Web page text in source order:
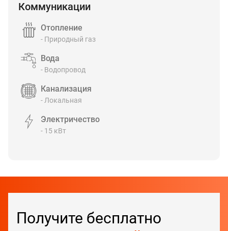
Коммуникации
Отопление
- Природный газ
Вода
- Водопровод
Канализация
- Локальная
Электричество
- 15 кВт
Получите бесплатно